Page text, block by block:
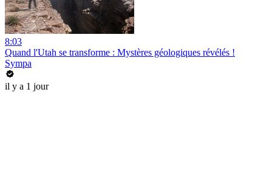
8:03
Quand l'Utah se transforme : Mystères géologiques révélés !
Sympa
il y a 1 jour